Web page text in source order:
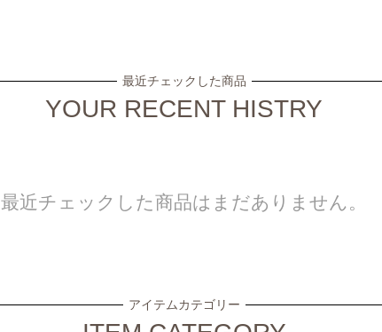
最近チェックした商品
YOUR RECENT HISTRY
最近チェックした商品はまだありません。
アイテムカテゴリー